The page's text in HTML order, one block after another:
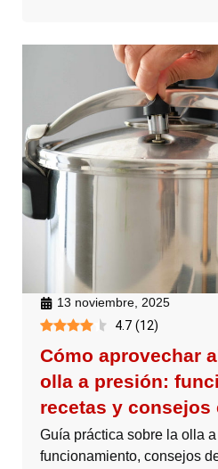
13 noviembre, 2025
4.7 (12)
Cómo aprovechar
olla a presión:
recetas y consejos
Guía práctica sobre la olla
funcionamiento, consejos